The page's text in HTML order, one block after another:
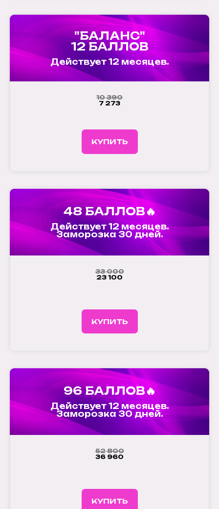
"БАЛАНС"
12 БАЛЛОВ
Действует 12 месяцев.
10 390
7 273
КУПИТЬ
48 БАЛЛОВ🔥
Действует 12 месяцев.
Заморозка 30 дней.
33 000
23 100
КУПИТЬ
96 БАЛЛОВ🔥
Действует 12 месяцев.
Заморозка 30 дней.
52 800
36 960
КУПИТЬ